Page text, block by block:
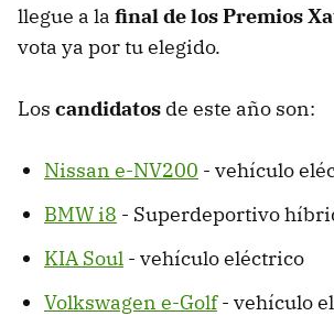
llegue a la final de los Premios
vota ya por tu elegido.
Los candidatos de este año son:
Nissan e-NV200 - vehículo
BMW i8 - Superdeportivo
KIA Soul - vehículo eléctrico
Volkswagen e-Golf- vehículo